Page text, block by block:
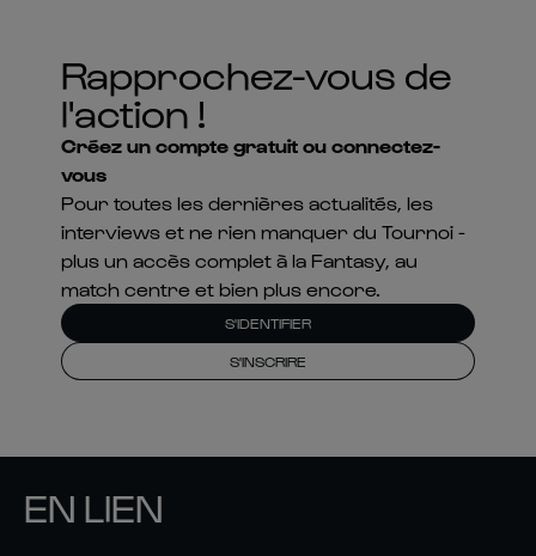
Rapprochez-vous de
l'action !
Créez un compte gratuit ou connectez-
vous
Pour toutes les dernières actualités, les
interviews et ne rien manquer du Tournoi -
plus un accès complet à la Fantasy, au
match centre et bien plus encore.
S'IDENTIFIER
S'INSCRIRE
EN LIEN